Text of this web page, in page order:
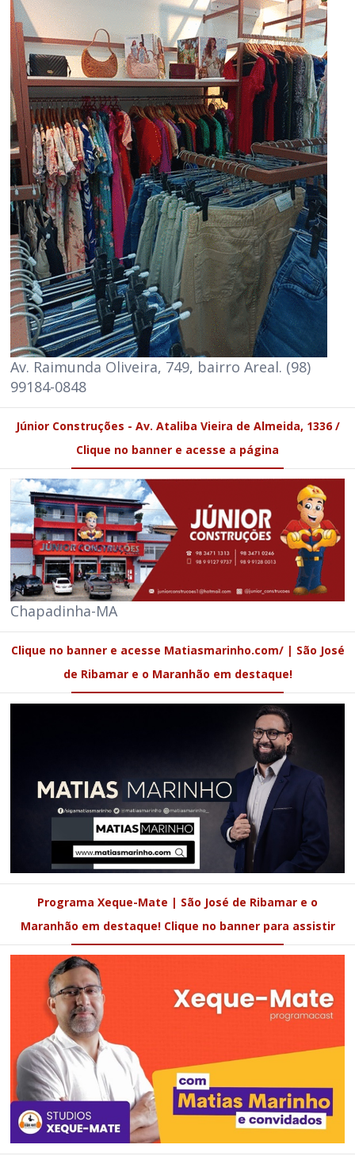
Av. Raimunda Oliveira, 749, bairro Areal. (98)
99184-0848
Júnior Construções - Av. Ataliba Vieira de Almeida, 1336 /
Clique no banner e acesse a página
Chapadinha-MA
Clique no banner e acesse Matiasmarinho.com/ | São José
de Ribamar e o Maranhão em destaque!
Programa Xeque-Mate | São José de Ribamar e o
Maranhão em destaque! Clique no banner para assistir